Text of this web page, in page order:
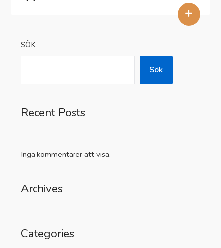
+
SÖK
Sök
Recent Posts
Inga kommentarer att visa.
Archives
Categories